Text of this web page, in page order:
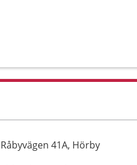
Råbyvägen 41A, Hörby